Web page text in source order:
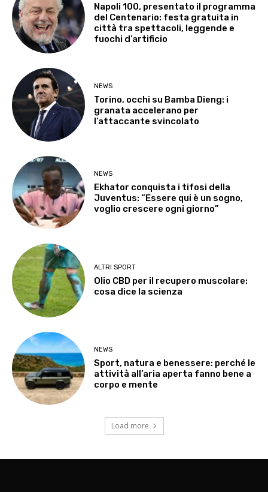
Napoli 100, presentato il programma
del Centenario: festa gratuita in
città tra spettacoli, leggende e
fuochi d’artificio
NEWS
Torino, occhi su Bamba Dieng: i
granata accelerano per
l’attaccante svincolato
NEWS
Ekhator conquista i tifosi della
Juventus: “Essere qui è un sogno,
voglio crescere ogni giorno”
ALTRI SPORT
Olio CBD per il recupero muscolare:
cosa dice la scienza
NEWS
Sport, natura e benessere: perché le
attività all’aria aperta fanno bene a
corpo e mente
Load more